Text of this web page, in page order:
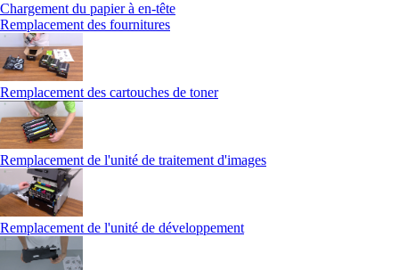
Chargement du papier à en-tête
Remplacement des fournitures
Remplacement des cartouches de toner
Remplacement de l'unité de traitement d'images
Remplacement de l'unité de développement